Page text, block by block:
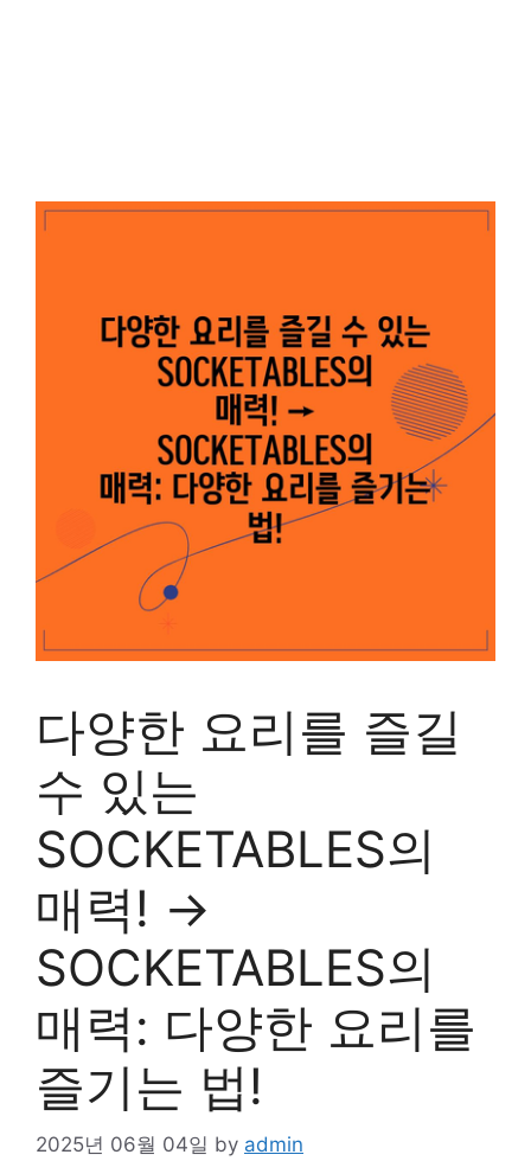
다양한 요리를 즐길
수 있는
SOCKETABLES의
매력! →
SOCKETABLES의
매력: 다양한 요리를
즐기는 법!
2025년 06월 04일 by admin